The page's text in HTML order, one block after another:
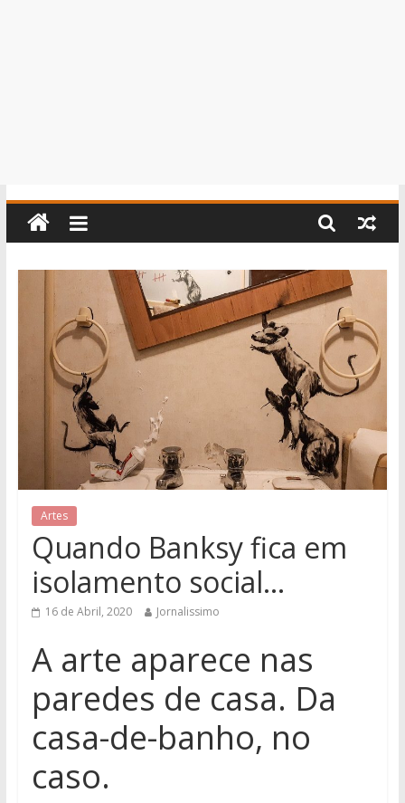
Artes
Quando Banksy fica em
isolamento social…
16 de Abril, 2020 Jornalissimo
A arte aparece nas
paredes de casa. Da
casa-de-banho, no
caso.